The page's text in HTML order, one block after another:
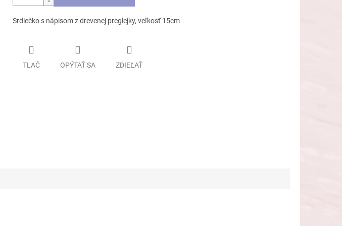
Srdiečko s nápisom z drevenej preglejky, veľkosť 15cm
TLAČ OPÝTAŤ SA ZDIEĽAŤ